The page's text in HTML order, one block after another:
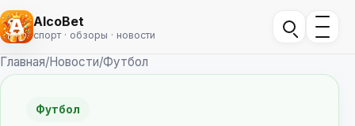
AlcoBet
спорт · обзоры · новости
Главная/Новости/Футбол
Футбол